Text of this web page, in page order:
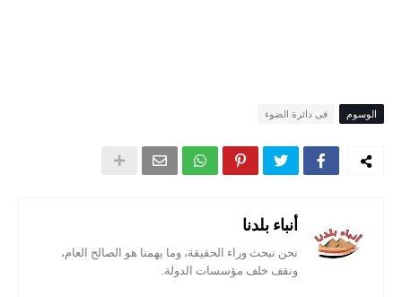
الوسوم فى دائرة الضوء
أنباء بلدنا
نحن نبحث وراء الحقيقة، وما يهمنا هو الصالح العام،
ونقف خلف مؤسسات الدولة.